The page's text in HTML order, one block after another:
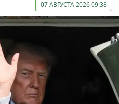
07 АВГУСТА 2026 09:38